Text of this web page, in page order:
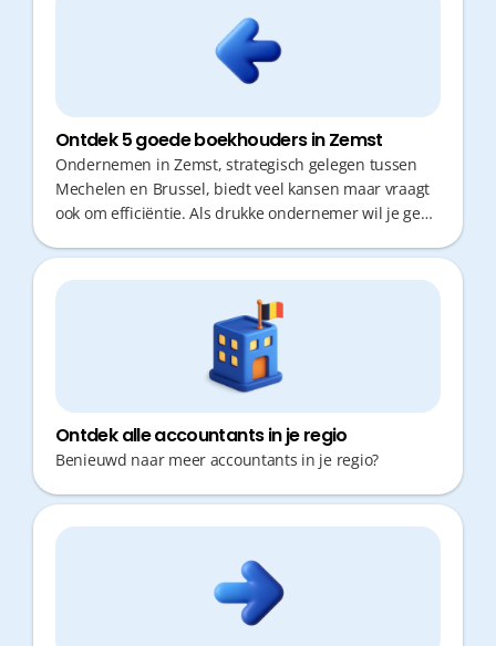
Ontdek 5 goede boekhouders in Zemst
Ondernemen in Zemst, strategisch gelegen tussen
Mechelen en Brussel, biedt veel kansen maar vraagt
ook om efficiëntie. Als drukke ondernemer wil je geen
boekhouder die snel reageert en proactief meedenkt
over jouw fiscale situatie is essentieel. Wij
selecteerden vijf betrouwbare partners in de regio.
Ontdek alle accountants in je regio
Benieuwd naar meer accountants in je regio?